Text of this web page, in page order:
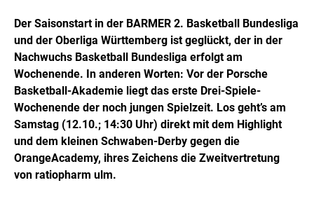
Der Saisonstart in der BARMER 2. Basketball Bundesliga
und der Oberliga Württemberg ist geglückt, der in der
Nachwuchs Basketball Bundesliga erfolgt am
Wochenende. In anderen Worten: Vor der Porsche
Basketball-Akademie liegt das erste Drei-Spiele-
Wochenende der noch jungen Spielzeit. Los geht’s am
Samstag (12.10.; 14:30 Uhr) direkt mit dem Highlight
und dem kleinen Schwaben-Derby gegen die
OrangeAcademy, ihres Zeichens die Zweitvertretung
von ratiopharm ulm.